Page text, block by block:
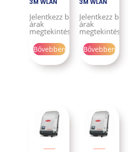
Jelentkezz be az
árak
megtekintéséhez!
Bővebben
Jelentkezz be az
árak
Bővebben